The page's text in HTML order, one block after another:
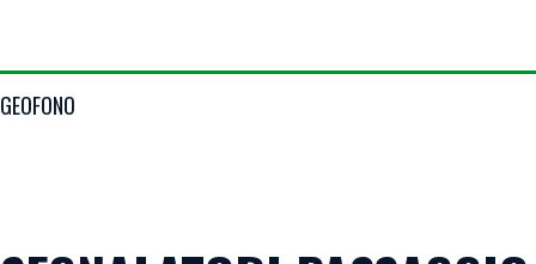
VIEW DETAILS
GEOFONO